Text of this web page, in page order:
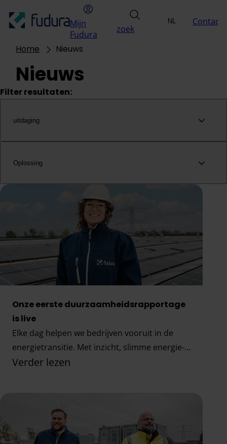
Overslaan naar inhoudhoofdmenu
Uitdagingen
Mijn Fudura
Mijn
Fudura
zoek
zoek
NL Contact
Home Nieuws
Nieuws
Filter resultaten:
uitdaging
Oplossing
Onze eerste duurzaamheidsrapportage
is live
Elke dag helpen we bedrijven vooruit in de
energietransitie. Met inzicht, slimme energie-
infrastructuur en duurzame oplossingen. In
vooruitgang.
Verder lezen